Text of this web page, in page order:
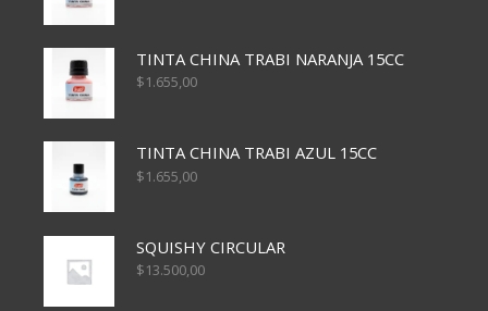
TINTA CHINA TRABI NARANJA 15CC
$1.655,00
TINTA CHINA TRABI AZUL 15CC
$1.655,00
SQUISHY CIRCULAR
$13.500,00